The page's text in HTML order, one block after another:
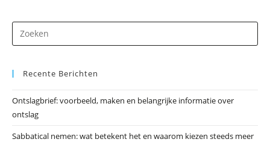
op
Recente Berichten
Ontslagbrief: voorbeeld, maken en belangrijke informatie over
ontslag
Sabbatical nemen: wat betekent het en waarom kiezen steeds meer